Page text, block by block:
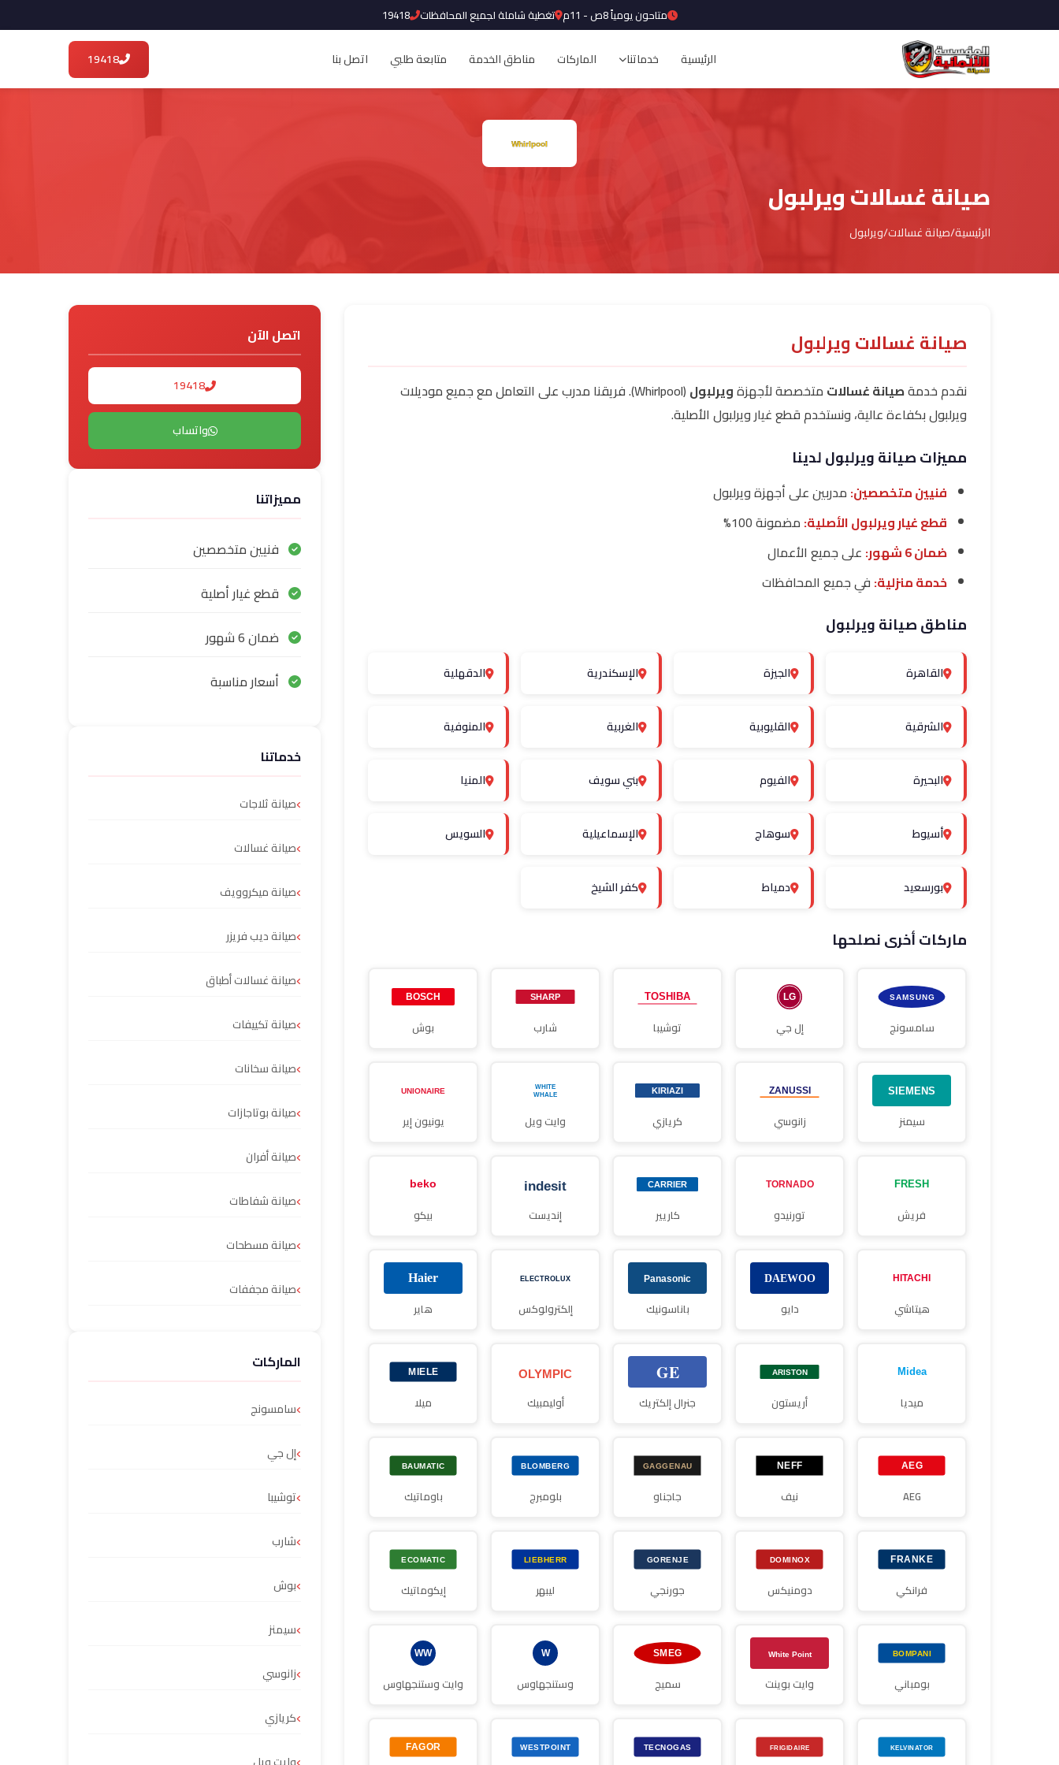
متاحون يومياً 8ص - 11م تغطية شاملة لجميع المحافظات 19418
الرئيسية خدماتنا الماركات مناطق الخدمة متابعة طلبي اتصل بنا 19418
صيانة غسالات ويرلبول
الرئيسية/صيانة غسالات/ويرلبول
صيانة غسالات ويرلبول
نقدم خدمةصيانة غسالات متخصصة لأجهزةويرلبول
(Whirlpool). فريقنا مدرب على التعامل مع جميع موديلات
ويرلبول بكفاءة عالية، ونستخدم قطع غيار ويرلبول الأصلية.
مميزات صيانة ويرلبول لدينا
فنيين متخصصين: مدربين على أجهزة ويرلبول
قطع غيار ويرلبول الأصلية: مضمونة 100%
ضمان 6 شهور:
على جميع الأعمال
خدمة منزلية: في جميع المحافظات
مناطق صيانة ويرلبول
القاهرة الجيزة الإسكندرية الدقهلية
الشرقية القليوبية الغربية المنوفية
البحيرة الفيوم بني سويف المنيا
أسيوط سوهاج الإسماعيلية السويس
بورسعيد دمياط كفر الشيخ
ماركات أخرى نصلحها
سامسونج إل جي توشيبا شارب بوش
سيمنز زانوسي كريازي وايت ويل يونيون إير
فريش تورنيدو كاريير إنديست بيكو
هيتاشي دايو باناسونيك إلكترولوكس هاير
ميديا أريستون جنرال إلكتريك أوليمبيك ميلا
AEG نيف جاجناو بلومبرج باوماتيك
فرانكي دومنيكس جورنجي ليبهر إيكوماتيك
بومباني وايت بوينت سميج وستنجهاوس وايت وستنجهاوس
اتصل الآن
19418
واتساب
مميزاتنا
فنيين متخصصين
قطع غيار أصلية
ضمان 6 شهور
أسعار مناسبة
خدماتنا
صيانة ثلاجات
صيانة غسالات
صيانة ميكروويف
صيانة ديب فريزر
صيانة غسالات أطباق
صيانة تكييفات
صيانة سخانات
صيانة بوتاجازات
صيانة أفران
صيانة شفاطات
صيانة مسطحات
صيانة مجففات
الماركات
سامسونج
إل جي
توشيبا
شارب
بوش
سيمنز
زانوسي
كريازي